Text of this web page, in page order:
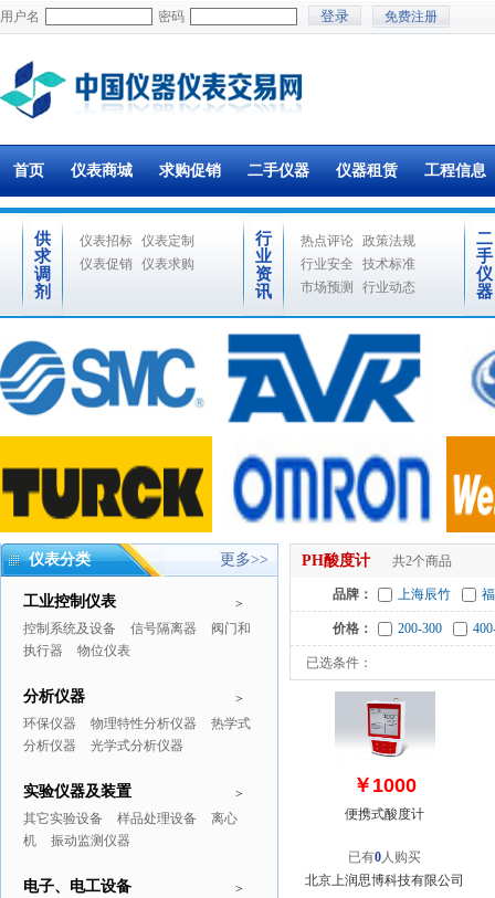
用户名 密码 免费注册
首页 仪表商城 求购促销 二手仪器 仪器租赁 工程信息
供
求
调
剂
仪表招标 仪表定制
仪表促销
仪表求购
行
业
资
讯
热点评论 政策法规
行业安全
技术标准
市场预测
行业动态
二
手
仪
器
仪表分类 更多>>
>
工业控制仪表
控制系统及设备 信号隔离器
阀门和
执行器
物位仪表
>
分析仪器
环保仪器 物理特性分析仪器
热学式
分析仪器
光学式分析仪器
>
实验仪器及装置
其它实验设备 样品处理设备
离心
机
振动监测仪器
>
电子、电工设备
PH酸度计 共2个商品
品牌： 上海辰竹
价格： 200-300
已选条件：
￥1000
便携式酸度计
已有0人购买
北京上润思博科技有限公司